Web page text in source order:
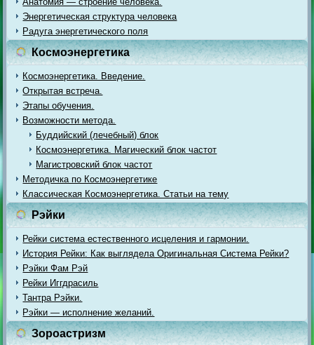
Энергетическая структура человека
Радуга энергетического поля
Космоэнергетика
Космоэнергетика. Введение.
Открытая встреча.
Этапы обучения.
Возможности метода.
Буддийский (лечебный) блок
Космоэнергетика. Магический блок частот
Магистровский блок частот
Методичка по Космоэнергетике
Классическая Космоэнергетика. Статьи на тему
Рэйки
Рейки система естественного исцеления и гармонии.
История Рейки: Как выглядела Оригинальная Система Рейки?
Рэйки Фам Рэй
Рейки Иггдрасиль
Тантра Рэйки.
Рэйки — исполнение желаний.
Зороастризм